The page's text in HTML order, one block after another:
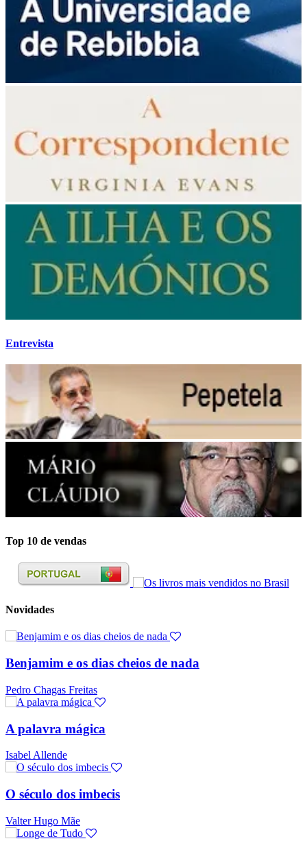
Entrevista
Top 10 de vendas
Novidades
Benjamim e os dias cheios de nada
Pedro Chagas Freitas
A palavra mágica
Isabel Allende
O século dos imbecis
Valter Hugo Mãe